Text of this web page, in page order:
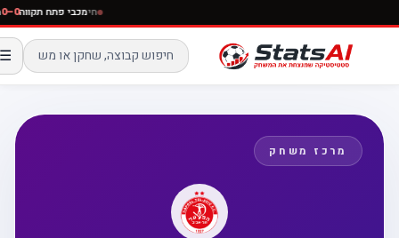
חימכבי פתח תקווה0–0
☰
מרכז משחק